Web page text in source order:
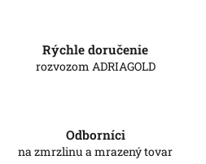
Rýchle doručenie
rozvozom ADRIAGOLD
Odborníci
na zmrzlinu a mrazený tovar